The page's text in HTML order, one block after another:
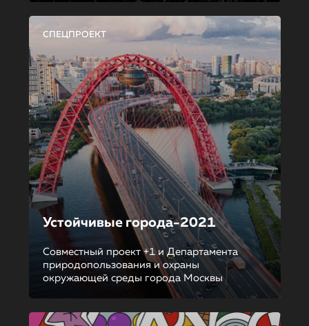
СПЕЦПРОЕКТ
Устойчивые города-2021
Совместный проект +1 и Департамента
природопользования и охраны
окружающей среды города Москвы